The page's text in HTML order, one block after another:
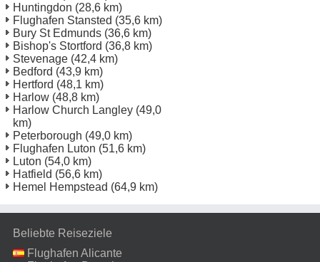
Huntingdon (28,6 km)
Flughafen Stansted (35,6 km)
Bury St Edmunds (36,6 km)
Bishop's Stortford (36,8 km)
Stevenage (42,4 km)
Bedford (43,9 km)
Hertford (48,1 km)
Harlow (48,8 km)
Harlow Church Langley (49,0
km)
Peterborough (49,0 km)
Flughafen Luton (51,6 km)
Luton (54,0 km)
Hatfield (56,6 km)
Hemel Hempstead (64,9 km)
Beliebte Reiseziele
Flughafen Alicante